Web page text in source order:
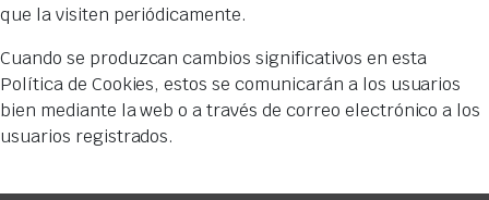
que la visiten periódicamente.
Cuando se produzcan cambios significativos en esta
Política de Cookies, estos se comunicarán a los usuarios
bien mediante la web o a través de correo electrónico a los
usuarios registrados.